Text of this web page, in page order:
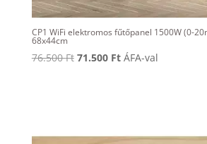
CP1 WiFi elektromos fűtőpanel 1500W (0-
68x44cm
76.500Ft Original
71.500 FtCurrent
ÁFA-val